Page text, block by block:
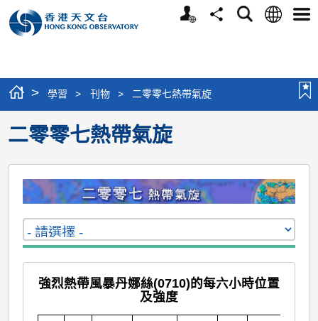
個
分
搜
語
選
> 學習 > 刊物 > 二零零七熱帶氣旋
二零零七熱帶氣旋
強烈熱帶風暴丹娜絲(0710)的每六小時位置
及強度